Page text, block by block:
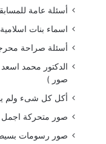
أسئلة عامة للمسابقات
اسماء بنات
أسئلة صراحة محرجة
الدكتور محمد
صور )
أكل كل شىء ولم
صور متحركة
صور رسومات